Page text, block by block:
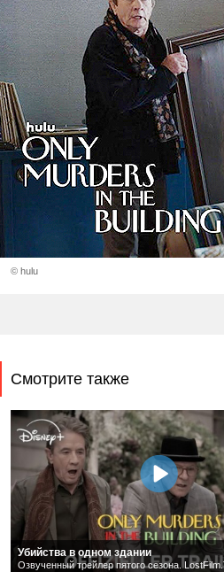
© hulu
Смотрите также
Убийства в одном здании
Озвученный трейлер пятого сезона.